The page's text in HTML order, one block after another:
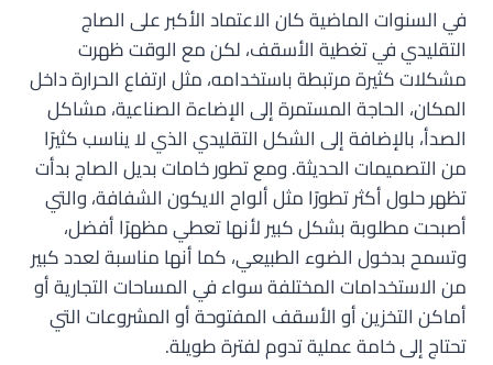
في السنوات الماضية كان الاعتماد الأكبر على الصاج
التقليدي في تغطية الأسقف، لكن مع الوقت ظهرت
مشكلات كثيرة مرتبطة باستخدامه، مثل ارتفاع الحرارة داخل
المكان، الحاجة المستمرة إلى الإضاءة الصناعية، مشاكل
الصدأ، بالإضافة إلى الشكل التقليدي الذي لا يناسب كثيرًا
من التصميمات الحديثة. ومع تطور خامات بديل الصاج بدأت
تظهر حلول أكثر تطورًا مثل ألواح الايكون الشفافة، والتي
أصبحت مطلوبة بشكل كبير لأنها تعطي مظهرًا أفضل،
وتسمح بدخول الضوء الطبيعي، كما أنها مناسبة لعدد كبير
من الاستخدامات المختلفة سواء في المساحات التجارية أو
أماكن التخزين أو الأسقف المفتوحة أو المشروعات التي
تحتاج إلى خامة عملية تدوم لفترة طويلة.